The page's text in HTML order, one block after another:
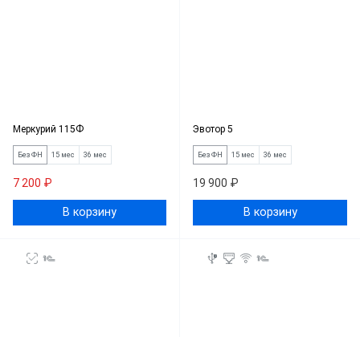
Меркурий 115Ф
Без ФН 15 мес 36 мес
7 200 ₽
В корзину
Эвотор 5
Без ФН 15 мес 36 мес
19 900 ₽
В корзину